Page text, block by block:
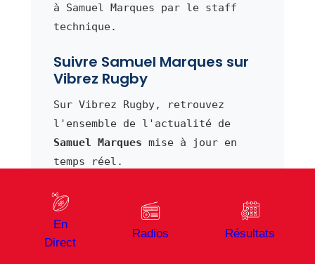
à Samuel Marques par le staff
technique.
Suivre Samuel Marques sur
Vibrez Rugby
Sur Vibrez Rugby, retrouvez
l'ensemble de l'actualité de
Samuel Marques mise à jour en
temps réel.
En effet, notre équipe
éditoriale suit de près les
performances de ce demi de mêlée
de Beziers et publie
En
Direct
Radios Résultats